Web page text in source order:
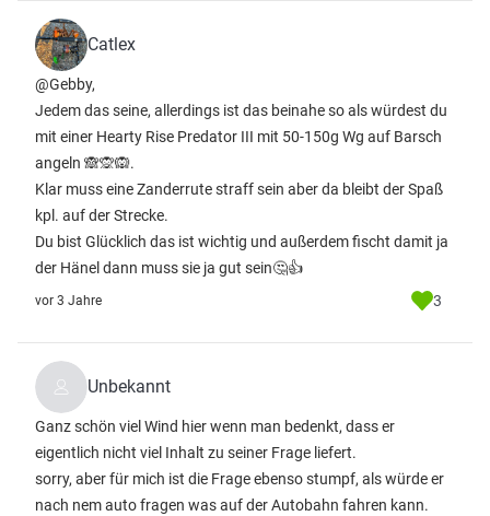
Catlex
@Gebby,
Jedem das seine, allerdings ist das beinahe so als würdest du
mit einer Hearty Rise Predator III mit 50-150g Wg auf Barsch
angeln 🙈🙊🙉.
Klar muss eine Zanderrute straff sein aber da bleibt der Spaß
kpl. auf der Strecke.
Du bist Glücklich das ist wichtig und außerdem fischt damit ja
der Hänel dann muss sie ja gut sein🤔👍
vor 3 Jahre 3
Unbekannt
Ganz schön viel Wind hier wenn man bedenkt, dass er
eigentlich nicht viel Inhalt zu seiner Frage liefert.
sorry, aber für mich ist die Frage ebenso stumpf, als würde er
nach nem auto fragen was auf der Autobahn fahren kann.